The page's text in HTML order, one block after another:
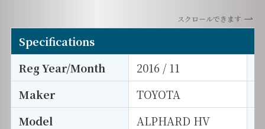
スクロールできます
Specifications
Reg Year/Month
2016 / 11
Maker
TOYOTA
Model
ALPHARD HV